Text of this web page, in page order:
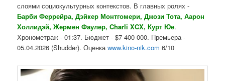
слоями социокультурных контекстов. В главных ролях -
Барби Феррейра, Дэйкер Монтгомери, Джози Тота, Аарон
Холлидэй, Жермен Фаулер, Charli XCX, Курт Юе.
Хронометраж - 01:37. Бюджет - $7 400 000. Премьера -
05.04.2026 (Shudder). Оценкаwww.kino-nik.com 6/10